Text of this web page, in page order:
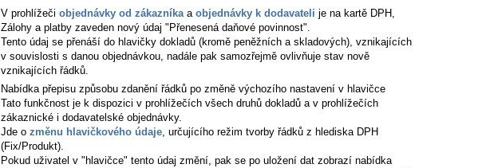
V prohlížeči objednávky od zákazníkaa objednávky k dodavateli je na kartě DPH,
Zálohy a platby zaveden nový údaj "Přenesená daňové povinnost".
Tento údaj se přenáší do hlavičky dokladů (kromě peněžních a skladových), vznikajících
v souvislosti s danou objednávkou, nadále pak samozřejmě ovlivňuje stav nově
vznikajících řádků.
Nabídka přepisu způsobu zdanění řádků po změně výchozího nastavení v hlavičce
Tato funkčnost je k dispozici v prohlížečích všech druhů dokladů a v prohlížečích
zákaznické i dodavatelské objednávky.
Jde o změnu hlavičkového údaje, určujícího režim tvorby řádků z hlediska DPH
(Fix/Produkt).
Pokud uživatel v "hlavičce" tento údaj změní, pak se po uložení dat zobrazí nabídka